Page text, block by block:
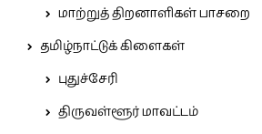
மாற்றுத் திறனாளிகள் பாசறை
தமிழ்நாட்டுக் கிளைகள்
புதுச்சேரி
திருவள்ளூர் மாவட்டம்